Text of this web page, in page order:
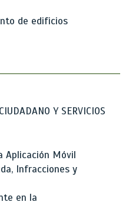
de edificios
Y SERVICIOS
Aplicación Móvil
Infracciones y
en la